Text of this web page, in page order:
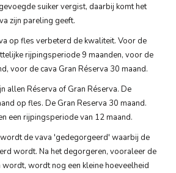
suiker vergist, daarbij komt het
zijn pareling geeft.
op fles verbeterd de kwaliteit. Voor de
rijpingsperiode 9 maanden, voor de
voor de cava Gran Réserva 30 maand.
allen Réserva of Gran Réserva. De
op fles. De Gran Reserva 30 maand.
een rijpingsperiode van 12 maand.
de vava 'gedegorgeerd' waarbij de
wordt. Na het degorgeren, vooraleer de
wordt nog een kleine hoeveelheid